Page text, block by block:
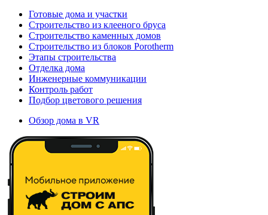
Готовые дома и участки
Строительство из клееного бруса
Строительство каменных домов
Строительство из блоков Porotherm
Этапы строительства
Отделка дома
Инженерные коммуникации
Контроль работ
Подбор цветового решения
Обзор дома в VR